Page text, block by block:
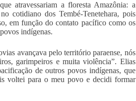
atravessariam a floresta Amazônia: a
cotidiano dos Tembé-Tenetehara, pois
em função do contato pacífico como os
indígenas.
avançava pelo território paraense, nós
garimpeiros e muita violência”. Elias
de outros povos indígenas, que
voltei para o meu povo e decidi formar